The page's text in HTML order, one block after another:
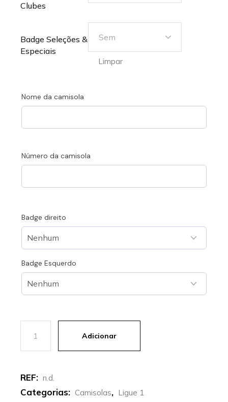
Clubes
Badge Seleções &
Especiais
Sem
Limpar
Nome da camisola
Número da camisola
Badge direito
Badge Esquerdo
Quantidade de Marseille | Camisola alternativa 25-26
Adicionar
REF: n.d.
Categorias: Camisolas, Ligue 1